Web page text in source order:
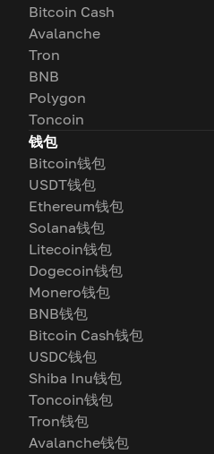
Bitcoin Cash
Avalanche
Tron
BNB
Polygon
Toncoin
钱包
Bitcoin钱包
USDT钱包
Ethereum钱包
Solana钱包
Litecoin钱包
Dogecoin钱包
Monero钱包
BNB钱包
Bitcoin Cash钱包
USDC钱包
Shiba Inu钱包
Toncoin钱包
Tron钱包
Avalanche钱包